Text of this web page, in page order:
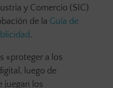
y Comercio (SIC)
de la Guía de
.
«proteger a los
luego de
juegan los